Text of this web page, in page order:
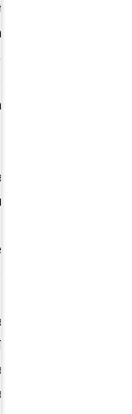
const Result<
MOVE > >